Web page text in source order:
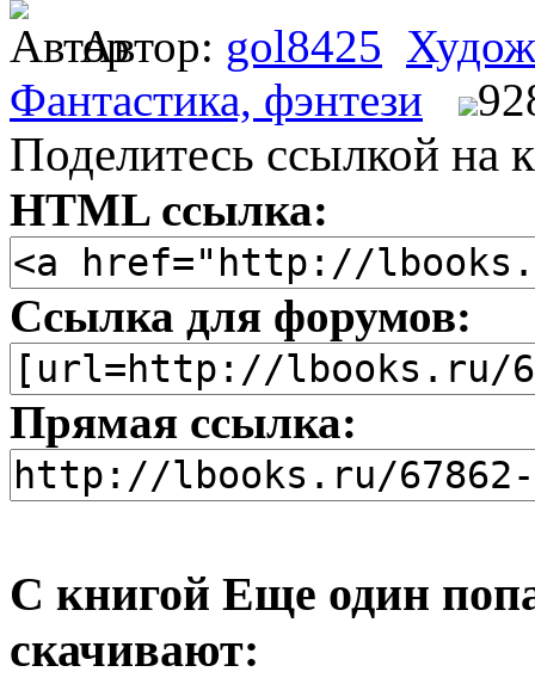
Автор: gol8425
Фантастика, фэнтези
Поделитесь ссылкой на
HTML ссылка:
Ссылка для форумов:
Прямая ссылка:
С книгой Еще один
скачивают: